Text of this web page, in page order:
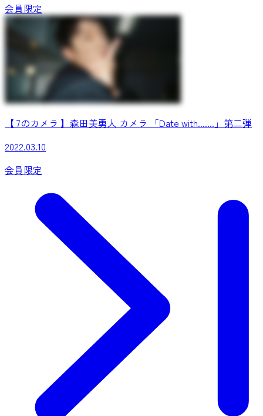
会員限定
【 7のカメラ 】森田美勇人 カメラ 「Date with.......」第二弾
2022.03.10
会員限定